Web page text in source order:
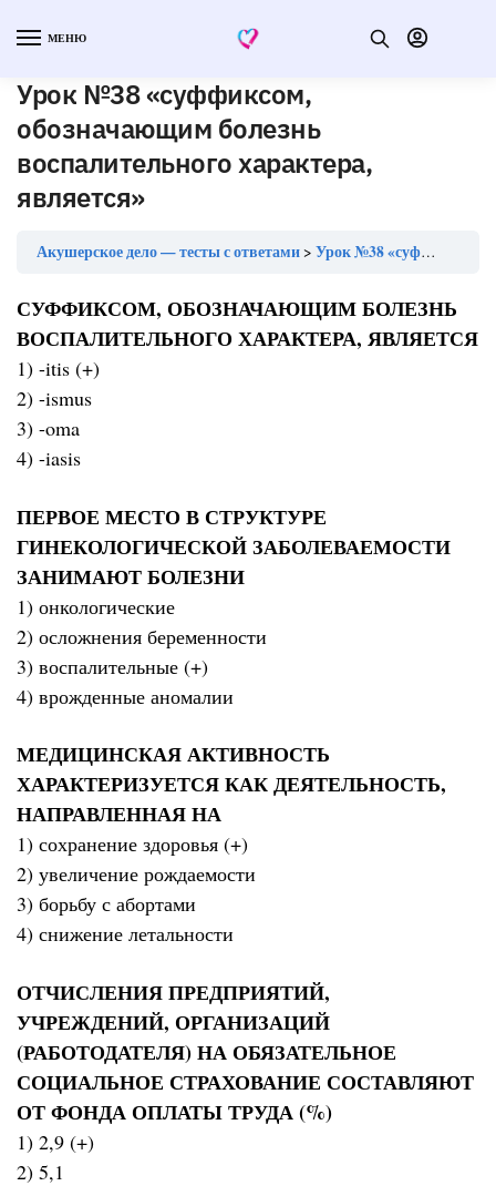
МЕНЮ
Урок №38 «суффиксом,
обозначающим болезнь
воспалительного характера,
является»
Акушерское дело — тесты с ответами Урок №38 «суффиксом, обозначающим болезнь воспалительного характера, является»
СУФФИКСОМ, ОБОЗНАЧАЮЩИМ БОЛЕЗНЬ
ВОСПАЛИТЕЛЬНОГО ХАРАКТЕРА, ЯВЛЯЕТСЯ
1) -itis (+)
2) -ismus
3) -oma
4) -iasis
ПЕРВОЕ МЕСТО В СТРУКТУРЕ
ГИНЕКОЛОГИЧЕСКОЙ ЗАБОЛЕВАЕМОСТИ
ЗАНИМАЮТ БОЛЕЗНИ
1) онкологические
2) осложнения беременности
3) воспалительные (+)
4) врожденные аномалии
МЕДИЦИНСКАЯ АКТИВНОСТЬ
ХАРАКТЕРИЗУЕТСЯ КАК ДЕЯТЕЛЬНОСТЬ,
НАПРАВЛЕННАЯ НА
1) сохранение здоровья (+)
2) увеличение рождаемости
3) борьбу с абортами
4) снижение летальности
ОТЧИСЛЕНИЯ ПРЕДПРИЯТИЙ,
УЧРЕЖДЕНИЙ, ОРГАНИЗАЦИЙ
(РАБОТОДАТЕЛЯ) НА ОБЯЗАТЕЛЬНОЕ
СОЦИАЛЬНОЕ СТРАХОВАНИЕ СОСТАВЛЯЮТ
ОТ ФОНДА ОПЛАТЫ ТРУДА (%)
1) 2,9 (+)
2) 5,1